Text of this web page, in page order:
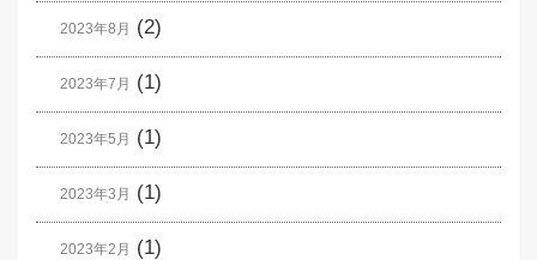
2023年8月 (2)
2023年7月 (1)
2023年5月 (1)
2023年3月 (1)
2023年2月 (1)